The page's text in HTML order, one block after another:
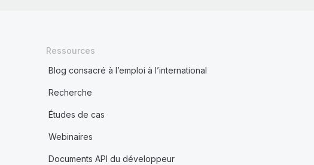
Ressources
Blog consacré à l’emploi à l’international
Recherche
Études de cas
Webinaires
Documents API du développeur